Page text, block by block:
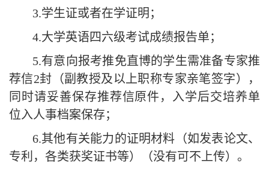
3.学生证或者在学证明；
4.大学英语四六级考试成绩报告单；
5.有意向报考推免直博的学生需准备专家推
荐信2封（副教授及以上职称专家亲笔签字），
同时请妥善保存推荐信原件，入学后交培养单
位入人事档案保存；
6.其他有关能力的证明材料（如发表论文、
专利，各类获奖证书等）
（没有可不上传）。